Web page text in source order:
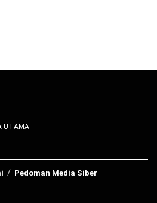
UTAMA
Pedoman Media Siber